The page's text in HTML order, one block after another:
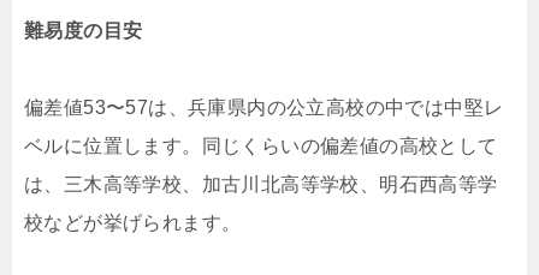
難易度の目安
偏差値53〜57は、兵庫県内の公立高校の中では中堅レ
ベルに位置します。同じくらいの偏差値の高校として
は、三木高等学校、加古川北高等学校、明石西高等学
校などが挙げられます。